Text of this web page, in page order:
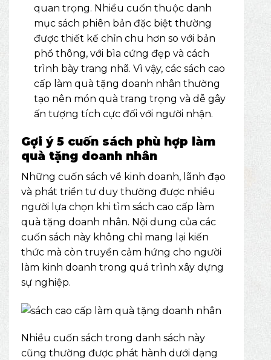
quan trọng. Nhiều cuốn thuộc danh
mụcsách phiên bản đặc biệt thường
được thiết kế chỉn chu hơn so với bản
phổ thông, với bìa cứng đẹp và cách
trình bày trang nhã. Vì vậy, các sách cao
cấp làm quà tặng doanh nhân thường
tạo nên món quà trang trọng và dễ gây
ấn tượng tích cực đối với người nhận.
Gợi ý 5 cuốn sách phù hợp làm
quà tặng doanh nhân
Những cuốn sách về kinh doanh, lãnh đạo
và phát triển tư duy thường được nhiều
người lựa chọn khi tìm sách cao cấp làm
quà tặng doanh nhân. Nội dung của các
cuốn sách này không chỉ mang lại kiến
thức mà còn truyền cảm hứng cho người
làm kinh doanh trong quá trình xây dựng
sự nghiệp.
Nhiều cuốn sách trong danh sách này
cũng thường được phát hành dưới dạng